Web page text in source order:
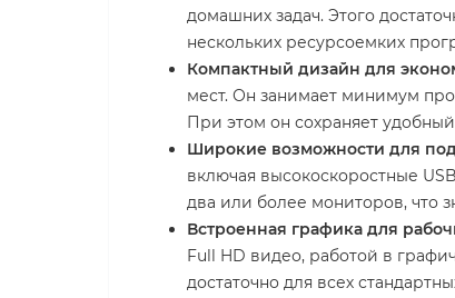
домашних задач. Этого
нескольких ресурсоемких
Компактный дизайн для
мест. Он занимает минимум
При этом он сохраняет
Широкие возможности для
включая высокоскоростные
два или более мониторов, что
Встроенная графика для
Full HD видео, работой в
достаточно для всех